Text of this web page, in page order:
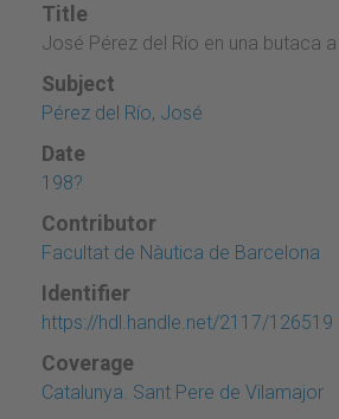
Title
José Pérez del Río en una butaca
Subject
Pérez del Río, José
Date
198?
Contributor
Facultat de Nàutica de Barcelona
Identifier
https://hdl.handle.net/2117/126519
Coverage
Catalunya. Sant Pere de Vilamajor